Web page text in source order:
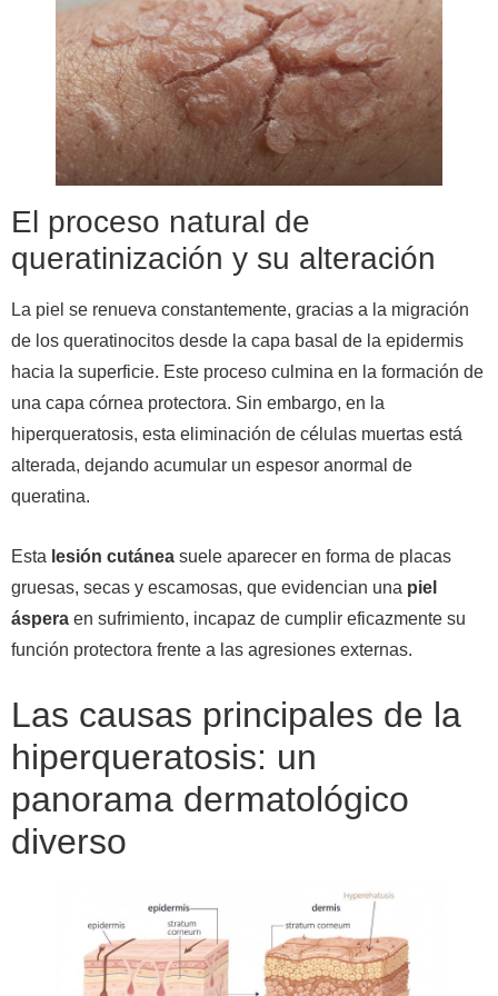
El proceso natural de
queratinización y su alteración
La piel se renueva constantemente, gracias a la migración
de los queratinocitos desde la capa basal de la epidermis
hacia la superficie. Este proceso culmina en la formación de
una capa córnea protectora. Sin embargo, en la
hiperqueratosis, esta eliminación de células muertas está
alterada, dejando acumular un espesor anormal de
queratina.
Esta lesión cutánea suele aparecer en forma de placas
gruesas, secas y escamosas, que evidencian una piel
áspera en sufrimiento, incapaz de cumplir eficazmente su
función protectora frente a las agresiones externas.
Las causas principales de la
hiperqueratosis: un
panorama dermatológico
diverso